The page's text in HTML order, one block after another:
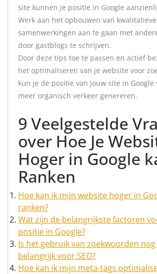
site kunnen je positie in Google
Werk aan het opbouwen van
samenwerkingen aan te gaan met
door gastblogs te schrijven.
Door deze tips toe te passen en actief
het optimaliseren van je website voor
kun je de positie van jouw site in Google
meer organisch verkeer genereren.
9 Veelgestelde
over Hoe Je
Hoger in Google
Ranken
Hoe kan ik mijn website hoger in
ranken?
Wat zijn de belangrijkste factoren
positie in Google?
Is het gebruik van zoekwoorden
belangrijk voor SEO?
Hoe kan ik mijn meta-tags